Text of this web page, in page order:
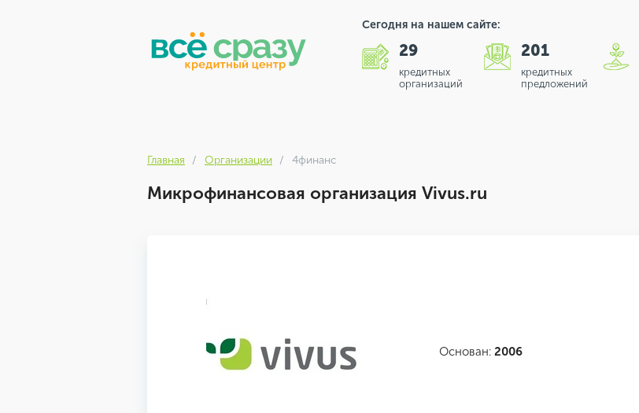
Сегодня на нашем сайте:
29
кредитных
организаций
201
кредитных
предложений
Главная Организации 4финанс
Микрофинансовая организация Vivus.ru
Основан: 2006